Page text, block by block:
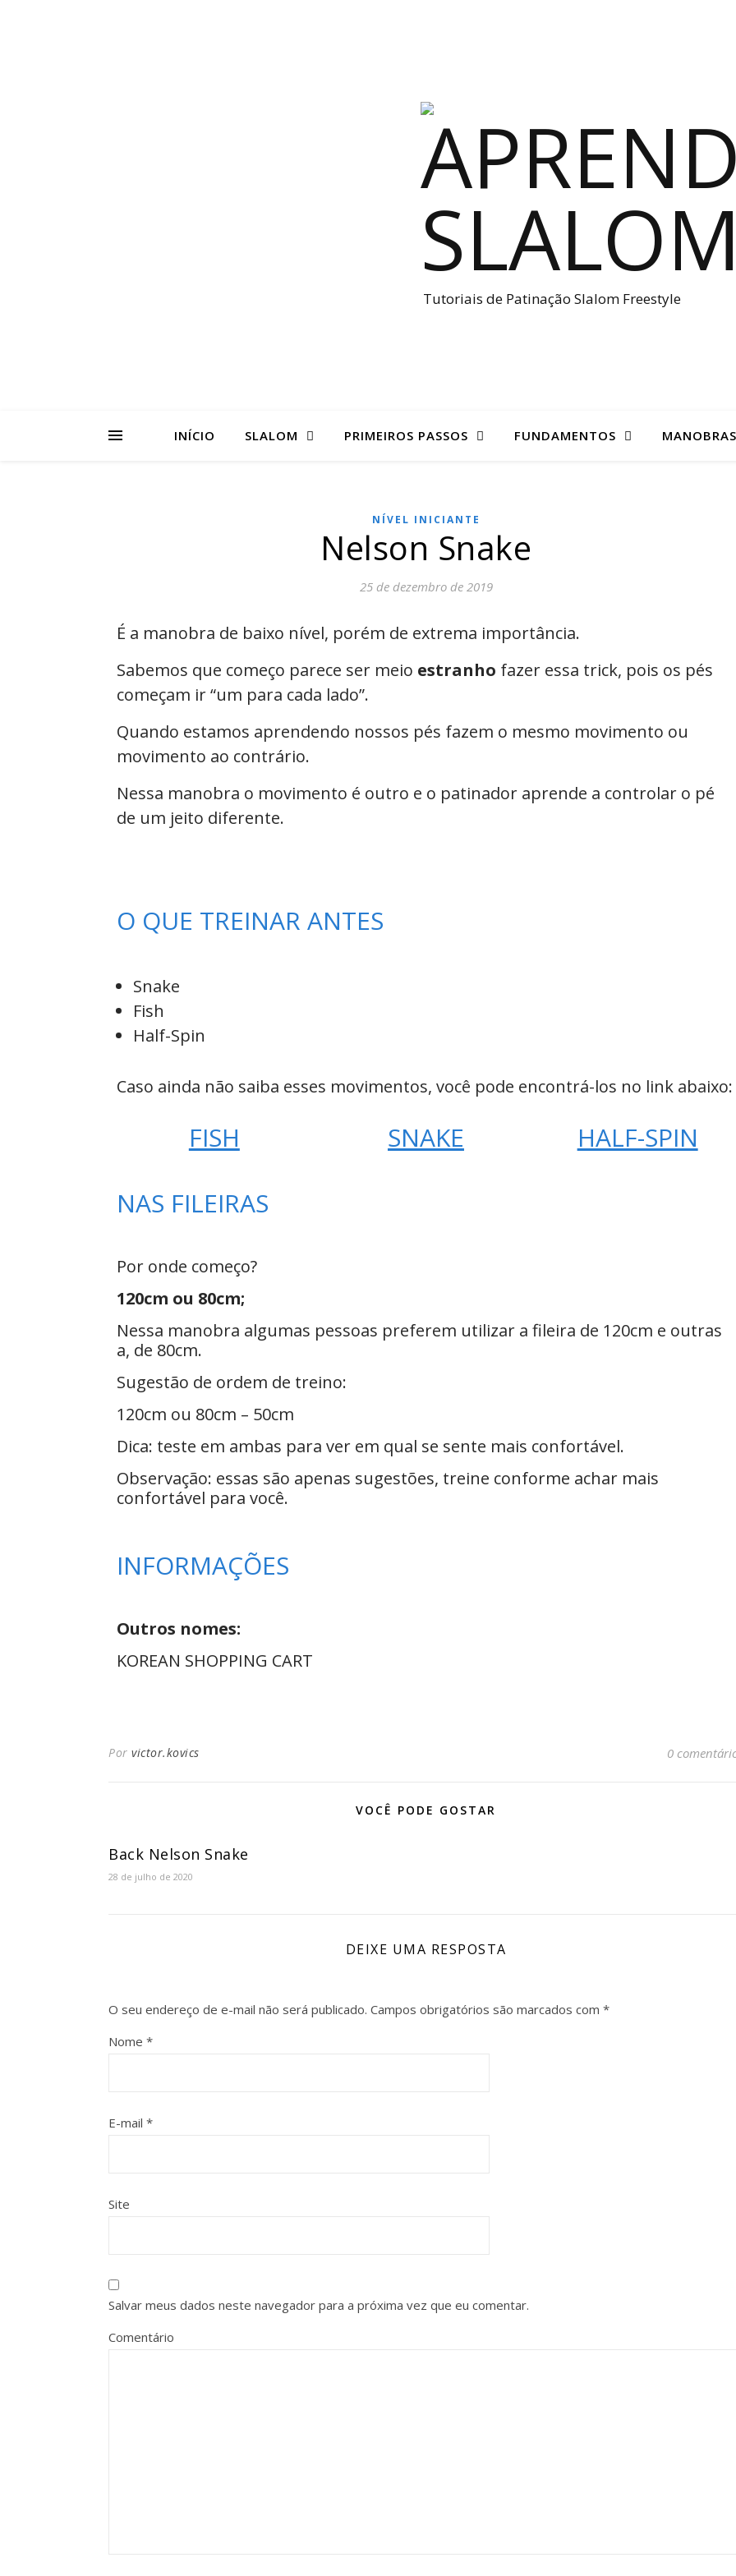
Tutoriais de Patinação Slalom Freestyle
INÍCIO SLALOM PRIMEIROS PASSOS FUNDAMENTOS MANOBRAS
NÍVEL INICIANTE
Nelson Snake
25 de dezembro de 2019
É a manobra de baixo nível, porém de extrema importância.
Sabemos que começo parece ser meio estranho fazer essa trick, pois os pés
começam ir “um para cada lado”.
Quando estamos aprendendo nossos pés fazem o mesmo movimento ou
movimento ao contrário.
Nessa manobra o movimento é outro e o patinador aprende a controlar o pé
de um jeito diferente.
O QUE TREINAR ANTES
Snake
Fish
Half-Spin
Caso ainda não saiba esses movimentos, você pode encontrá-los no link abaixo:
FISH SNAKE
HALF-SPIN
NAS FILEIRAS
Por onde começo?
120cm ou 80cm;
Nessa manobra algumas pessoas preferem utilizar a fileira de 120cm e outras
a, de 80cm.
Sugestão de ordem de treino:
120cm ou 80cm – 50cm
Dica: teste em ambas para ver em qual se sente mais confortável.
Observação: essas são apenas sugestões, treine conforme achar mais
confortável para você.
INFORMAÇÕES
Outros nomes:
KOREAN SHOPPING CART
Por victor.kovics 0
VOCÊ PODE GOSTAR
Back Nelson Snake
28 de julho de 2020
DEIXE UMA RESPOSTA
O seu endereço de e-mail não será publicado. Campos obrigatórios são marcados com *
Nome *
E-mail *
Site
Salvar meus dados neste navegador para a próxima vez que eu comentar.
Comentário